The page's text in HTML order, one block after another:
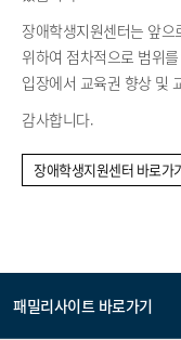
장애학생지원센터는 앞
위하여 점차적으로 범위
입장에서 교육권 향상 및
감사합니다.
장애학생지원센터 바로가
패밀리사이트 바로가기